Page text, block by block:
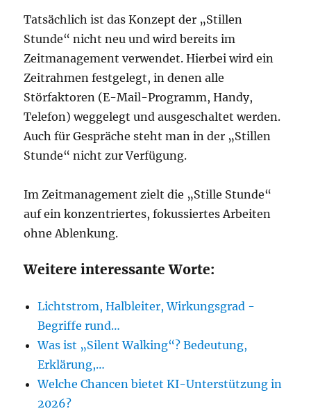
Tatsächlich ist das Konzept der „Stillen
Stunde“ nicht neu und wird bereits im
Zeitmanagement verwendet. Hierbei wird ein
Zeitrahmen festgelegt, in denen alle
Störfaktoren (E-Mail-Programm, Handy,
Telefon) weggelegt und ausgeschaltet werden.
Auch für Gespräche steht man in der „Stillen
Stunde“ nicht zur Verfügung.
Im Zeitmanagement zielt die „Stille Stunde“
auf ein konzentriertes, fokussiertes Arbeiten
ohne Ablenkung.
Weitere interessante Worte:
Lichtstrom, Halbleiter, Wirkungsgrad -
Begriffe rund…
Was ist „Silent Walking“? Bedeutung,
Erklärung,…
Welche Chancen bietet KI-Unterstützung in
2026?